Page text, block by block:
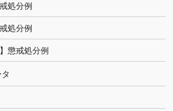
処分例
処分例
懲戒処分例